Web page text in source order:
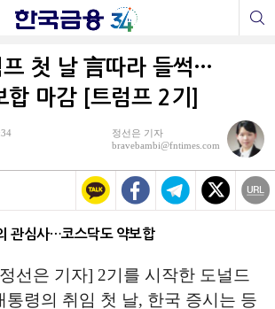
첫 날 言따라 들썩…
마감 [트럼프 2기]
정선은 기자
bravebambi@fntimes.com
관심사…코스닥도 약보합
선은 기자] 2기를 시작한 도널드
통령의 취임 첫 날, 한국 증시는 등